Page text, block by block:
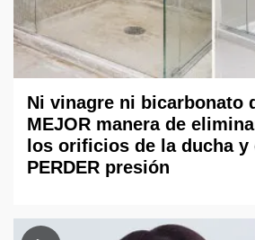
Ni vinagre ni bicarbonato
MEJOR manera de
los orificios de la ducha y
PERDER presión